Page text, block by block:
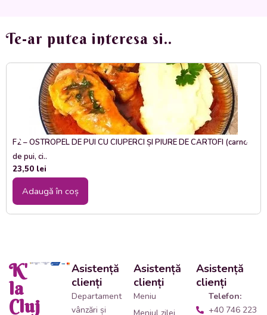
Te-ar putea interesa si..
F2 – OSTROPEL DE PUI CU CIUPERCI ȘI PIURE DE CARTOFI (carne
de pui, ci..
23,50 lei
Adaugă în coș
K'
la
Cluj
Asistență
clienți
Departament
vânzări și
Asistență
clienți
Meniu
Meniul zilei
Asistență
clienți
Telefon:
+40 746 223